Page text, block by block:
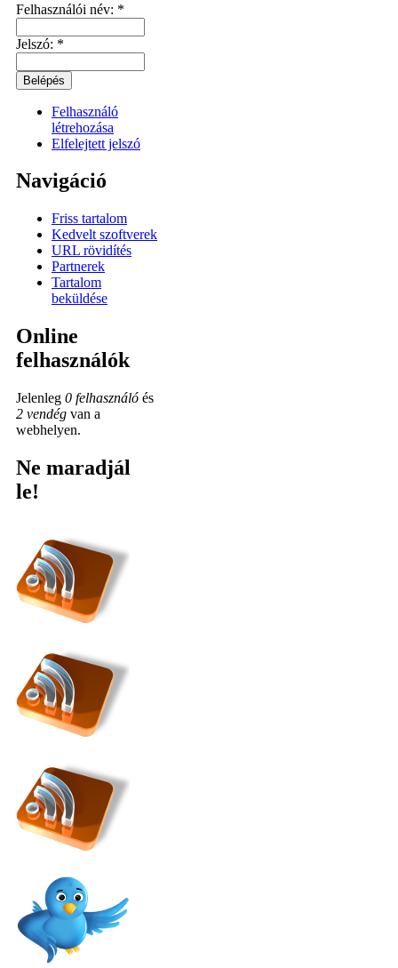
Felhasználói név: *
Jelszó: *
Felhasználó
létrehozása
Elfelejtett jelszó
Navigáció
Friss tartalom
Kedvelt szoftverek
URL rövidítés
Partnerek
Tartalom
beküldése
Online
felhasználók
Jelenleg 0 felhasználó és
2 vendég van a
webhelyen.
Ne maradjál
le!